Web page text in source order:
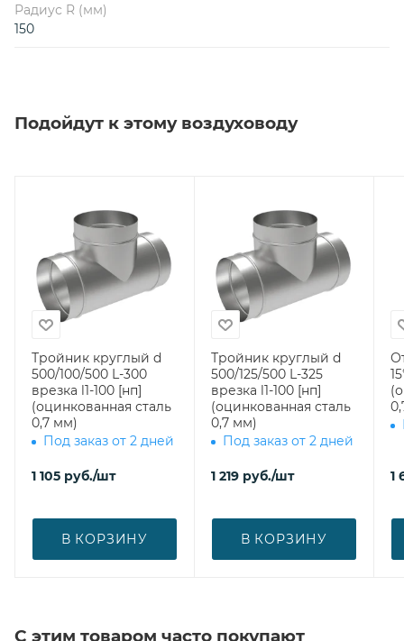
Радиус R (мм)
150
Подойдут к этому воздуховоду
Тройник круглый d
500/100/500 L-300
врезка l1-100 [нп]
(оцинкованная сталь
0,7 мм)
Под заказ от 2 дней
1 105 руб./шт
В КОРЗИНУ
Тройник круглый d
500/125/500 L-325
врезка l1-100 [нп]
(оцинкованная сталь
0,7 мм)
Под заказ от 2 дней
1 219 руб./шт
В КОРЗИНУ
1
С этим товаром часто покупают